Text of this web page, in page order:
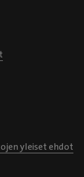
yleiset ehdot